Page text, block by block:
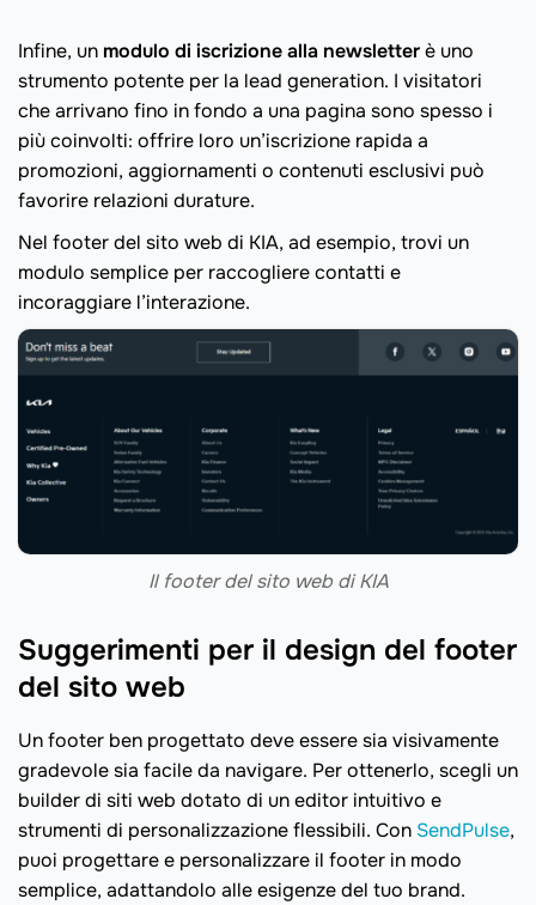
Infine, un modulo di iscrizione alla newsletterè uno
strumento potente per la lead generation. I visitatori
che arrivano fino in fondo a una pagina sono spesso i
più coinvolti: offrire loro un’iscrizione rapida a
promozioni, aggiornamenti o contenuti esclusivi può
favorire relazioni durature.
Nel footer del sito web di KIA, ad esempio, trovi un
modulo semplice per raccogliere contatti e
incoraggiare l’interazione.
Il footer del sito web di KIA
Suggerimenti per il design del footer
del sito web
Un footer ben progettato deve essere sia visivamente
gradevole sia facile da navigare. Per ottenerlo, scegli un
builder di siti web dotato di un editor intuitivo e
strumenti di personalizzazione flessibili. Con SendPulse,
puoi progettare e personalizzare il footer in modo
semplice, adattandolo alle esigenze del tuo brand.